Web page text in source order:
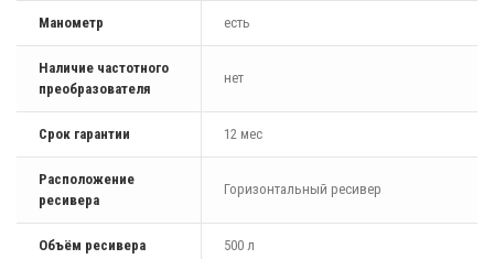
Манометр есть
Наличие частотного
преобразователя
нет
Срок гарантии 12 мес
Расположение
ресивера
Горизонтальный ресивер
Объём ресивера 500 л